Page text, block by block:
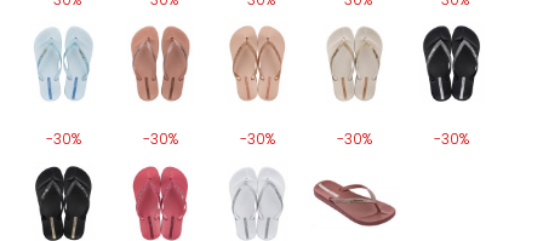
-30% -30% -30% -30% -30%